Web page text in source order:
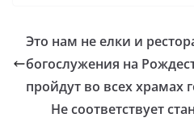
Это нам не елки и
богослужения на
пройдут во всех храмах
Не соответствует